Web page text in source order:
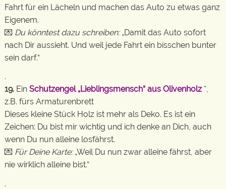
Fahrt für ein Lächeln und machen das Auto zu etwas ganz
Eigenem.
💌 Du könntest dazu schreiben:„Damit das Auto sofort
nach Dir aussieht. Und weil jede Fahrt ein bisschen bunter
sein darf.“
.
19. Ein Schutzengel „Lieblingsmensch“ aus Olivenholz *,
z.B. fürs Armaturenbrett
Dieses kleine Stück Holz ist mehr als Deko. Es ist ein
Zeichen: Du bist mir wichtig und ich denke an Dich, auch
wenn Du nun alleine losfährst.
💌 Für Deine Karte:„Weil Du nun zwar alleine fährst, aber
nie wirklich alleine bist.“
.